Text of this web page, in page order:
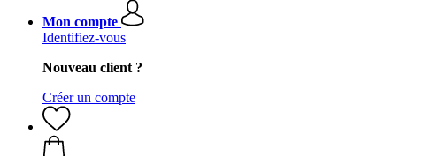
Mon compte
Identifiez-vous
Nouveau client ?
Créer un compte